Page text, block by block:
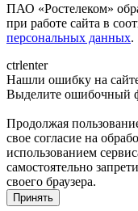
ПАО «Ростелеком»
при работе сайта в
персональных данных.
ctrlenter
Нашли ошибку на
Выделите ошибочный
Продолжая
свое согласие на
использованием
самостоятельно
своего браузера.
Принять